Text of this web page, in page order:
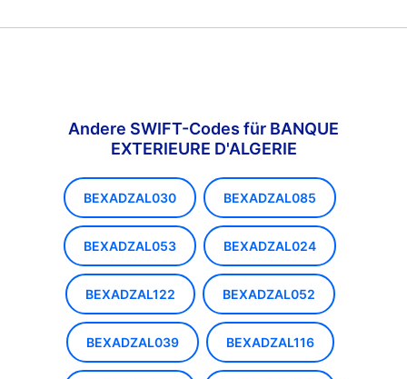
Andere SWIFT-Codes für BANQUE
EXTERIEURE D'ALGERIE
BEXADZAL030 BEXADZAL085
BEXADZAL053 BEXADZAL024
BEXADZAL122 BEXADZAL052
BEXADZAL039 BEXADZAL116